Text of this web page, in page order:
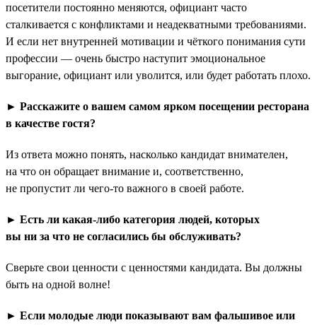
посетители постоянно меняются, официант часто
сталкивается с конфликтами и неадекватными требованиями.
И если нет внутренней мотивации и чёткого понимания сути
профессии — очень быстро наступит эмоциональное
выгорание, официант или уволится, или будет работать плохо.
► Расскажите о вашем самом ярком посещении ресторана
в качестве гостя?
Из ответа можно понять, насколько кандидат внимателен,
на что он обращает внимание и, соответственно,
не пропустит ли чего-то важного в своей работе.
► Есть ли какая-либо категория людей, которых
вы ни за что не согласились бы обслуживать?
Сверьте свои ценности с ценностями кандидата. Вы должны
быть на одной волне!
► Если молодые люди показывают вам фальшивое или